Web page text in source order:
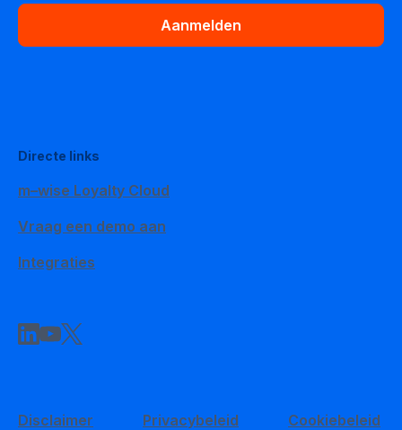
Aanmelden
Directe links
m–wise Loyalty Cloud
Vraag een demo aan
Integraties
Disclaimer Privacybeleid Cookiebeleid